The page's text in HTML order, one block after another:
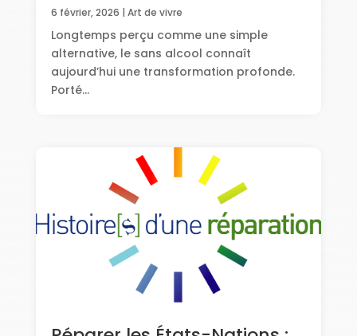
6 février, 2026 | Art de vivre
Longtemps perçu comme une simple
alternative, le sans alcool connaît
aujourd’hui une transformation profonde.
Porté...